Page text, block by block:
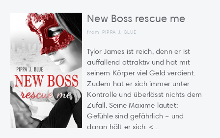
New Boss rescue me
from PIPPA J. BLUE
Tylor James ist reich, denn er ist
auffallend attraktiv und hat mit
seinem Körper viel Geld verdient.
Zudem hat er sich immer unter
Kontrolle und überlässt nichts dem
Zufall. Seine Maxime lautet:
Gefühle sind gefährlich – und
daran hält er sich. <...